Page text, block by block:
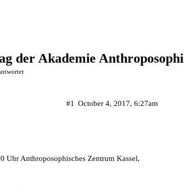
der Akademie
October 4, 2017, 6:27am
#1
Uhr Anthroposophisches Zentrum Kassel,